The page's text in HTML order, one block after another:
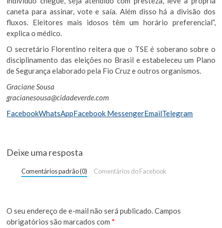
caneta para assinar, vote e saía. Além disso há a divisão dos
fluxos. Eleitores mais idosos têm um horário preferencial”,
explica o médico.
O secretário Florentino reitera que o TSE é soberano sobre o
disciplinamento das eleições no Brasil e estabeleceu um Plano
de Segurança elaborado pela Fio Cruz e outros organismos.
Graciane Sousa
gracianesousa@cidadeverde.com
FacebookWhatsAppFacebook MessengerEmailTelegram
Deixe uma resposta
Comentários padrão (0) Comentários do Facebook
O seu endereço de e-mail não será publicado.Campos
obrigatórios são marcados com *